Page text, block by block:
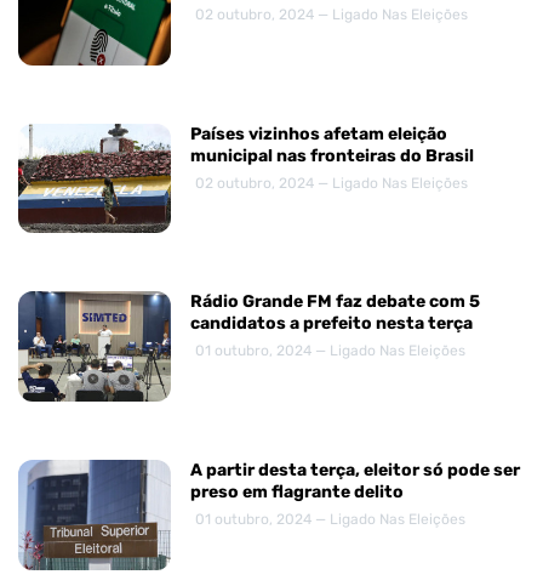
02 outubro, 2024 — Ligado Nas Eleições
Países vizinhos afetam eleição
municipal nas fronteiras do Brasil
02 outubro, 2024 — Ligado Nas Eleições
Rádio Grande FM faz debate com 5
candidatos a prefeito nesta terça
01 outubro, 2024 — Ligado Nas Eleições
A partir desta terça, eleitor só pode ser
preso em flagrante delito
01 outubro, 2024 — Ligado Nas Eleições